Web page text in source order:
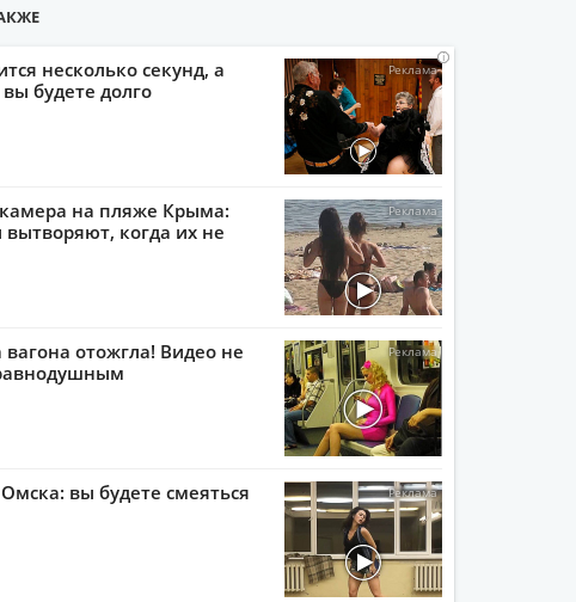
i
несколько секунд, а
будете долго
i
на пляже Крыма:
когда их не
i
вагона отожгла! Видео не
i
вы будете смеяться